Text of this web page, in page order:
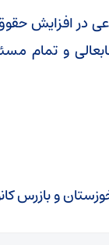
و تمام
و بازرس